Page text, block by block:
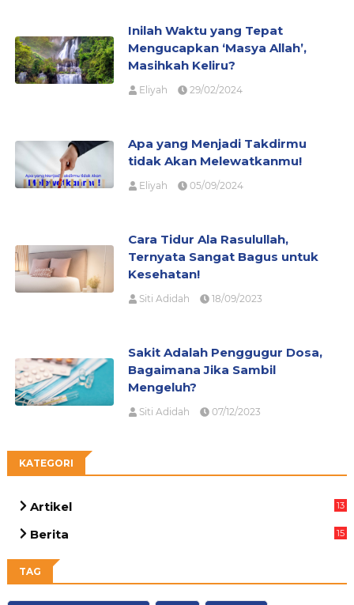
Inilah Waktu yang Tepat
Mengucapkan ‘Masya Allah’,
Masihkah Keliru?
Eliyah 29/02/2024
Apa yang Menjadi Takdirmu
tidak Akan Melewatkanmu!
Eliyah 05/09/2024
Cara Tidur Ala Rasulullah,
Ternyata Sangat Bagus untuk
Kesehatan!
Siti Adidah 18/09/2023
Sakit Adalah Penggugur Dosa,
Bagaimana Jika Sambil
Mengeluh?
Siti Adidah 07/12/2023
KATEGORI
Artikel
13
Berita
15
TAG